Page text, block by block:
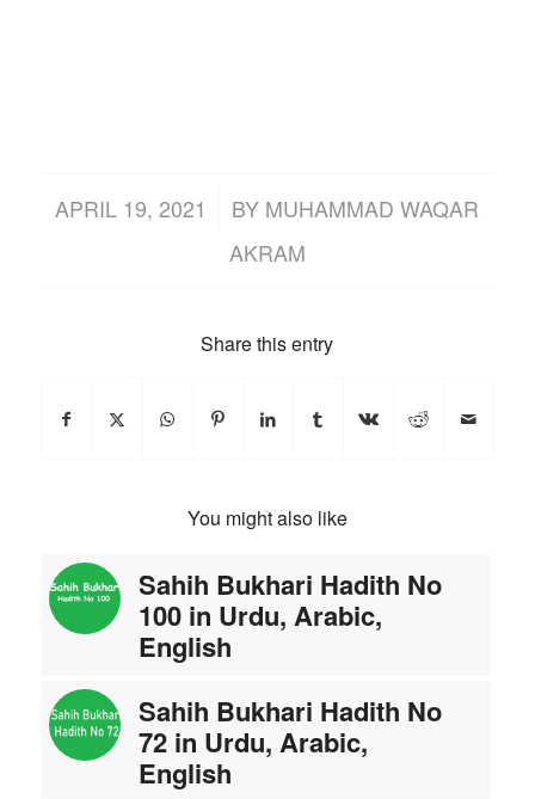
APRIL 19, 2021
/ BY MUHAMMAD WAQAR
AKRAM
Share this entry
You might also like
Sahih Bukhari Hadith No
100 in Urdu, Arabic,
English
Sahih Bukhari Hadith No
72 in Urdu, Arabic,
English